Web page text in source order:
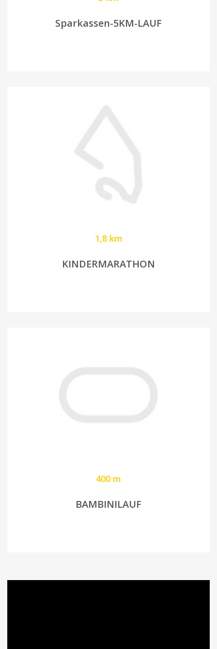
Sparkassen-5KM-LAUF
1,8 km
KINDERMARATHON
400 m
BAMBINILAUF